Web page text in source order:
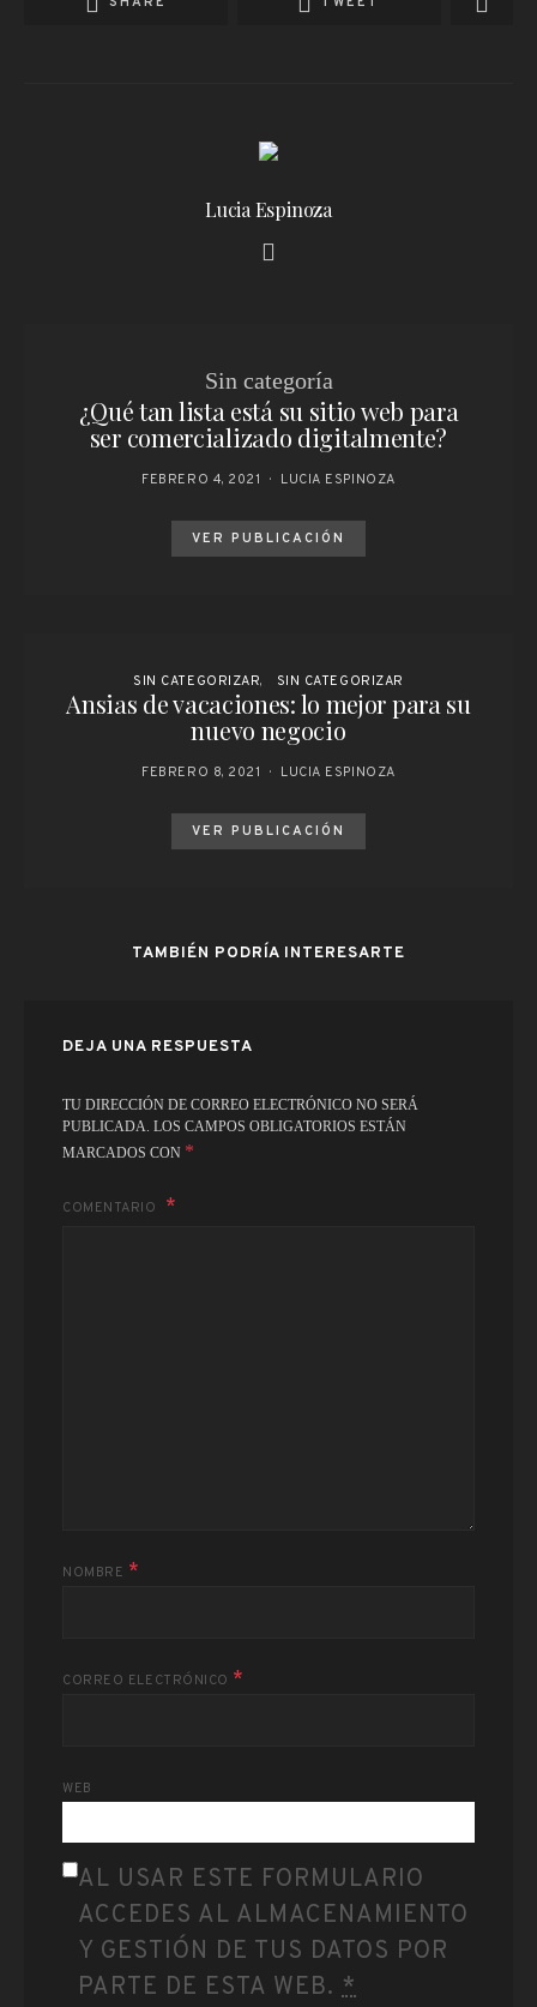
Lucia Espinoza
Sin categoría
¿Qué tan lista está su sitio web para
ser comercializado digitalmente?
FEBRERO 4, 2021 LUCIA ESPINOZA
VER PUBLICACIÓN
SIN CATEGORIZAR SIN CATEGORIZAR
Ansias de vacaciones: lo mejor para su
nuevo negocio
FEBRERO 8, 2021 LUCIA ESPINOZA
VER PUBLICACIÓN
TAMBIÉN PODRÍA INTERESARTE
DEJA UNA RESPUESTA
TU DIRECCIÓN DE CORREO ELECTRÓNICO NO SERÁ
PUBLICADA. LOS CAMPOS OBLIGATORIOS ESTÁN
MARCADOS CON *
COMENTARIO
NOMBRE *
CORREO ELECTRÓNICO *
WEB
AL USAR ESTE FORMULARIO
ACCEDES AL ALMACENAMIENTO
Y GESTIÓN DE TUS DATOS POR
PARTE DE ESTA WEB. *